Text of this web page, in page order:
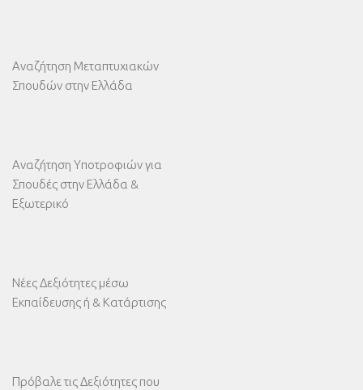
Αναζήτηση Μεταπτυχιακών
Σπουδών στην Ελλάδα
Αναζήτηση Υποτροφιών για
Σπουδές στην Ελλάδα &
Εξωτερικό
Νέες Δεξιότητες μέσω
Εκπαίδευσης ή & Κατάρτισης
Πρόβαλε τις Δεξιότητες που